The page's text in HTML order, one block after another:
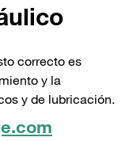
correcto es
y la
y de lubricación.